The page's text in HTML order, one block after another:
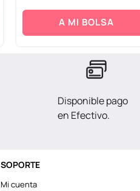
A MI BOLSA
Disponible pago
en Efectivo.
SOPORTE
Mi cuenta